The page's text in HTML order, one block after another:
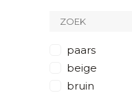
paars
beige
bruin